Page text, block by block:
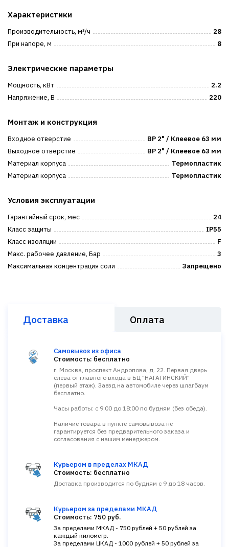
Характеристики
Производительность, м³/ч
28
При напоре, м
8
Электрические параметры
Мощность, кВт
2.2
Напряжение, В
220
Монтаж и конструкция
Входное отверстие
ВР 2" / Клеевое 63 мм
Выходное отверстие
ВР 2" / Клеевое 63 мм
Материал корпуса
Термопластик
Материал корпуса
Термопластик
Условия эксплуатации
Гарантийный срок, мес
24
Класс защиты
IP55
Класс изоляции
F
Макс. рабочее давление, Бар
3
Максимальная концентрация соли
Запрещено
Доставка Оплата
Самовывоз из офиса
Стоимость: бесплатно
г. Москва, проспект Андропова, д. 22. Первая дверь
слева от главного входа в БЦ "НАГАТИНСКИЙ"
(первый этаж). Заезд на автомобиле через шлагбаум
бесплатно.
Часы работы: с 9:00 до 18:00 по будням (без обеда).
Наличие товара в пункте самовывоза не
гарантируется без предварительного заказа и
согласования с нашим менеджером.
Курьером в пределах МКАД
Стоимость: бесплатно
Доставка производится по будням с 9 до 18 часов.
Курьером за пределами МКАД
Стоимость: 750 руб.
За пределами МКАД - 750 рублей + 50 рублей за
каждый километр.
За пределами ЦКАД - 1000 рублей + 50 рублей за